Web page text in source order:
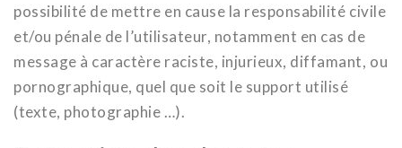
possibilité de mettre en cause la responsabilité civile
et/ou pénale de l’utilisateur, notamment en cas de
message à caractère raciste, injurieux, diffamant, ou
pornographique, quel que soit le support utilisé
(texte, photographie …).